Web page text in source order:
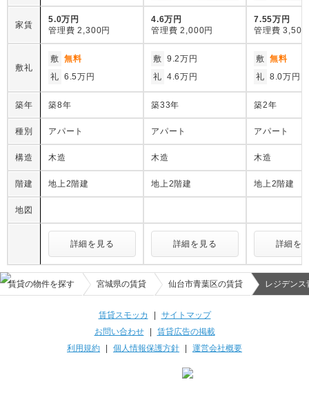
家賃
5.0万円
管理費 2,300円
4.6万円
管理費 2,000円
7.55万円
管理費 3,500
敷礼
敷 無料
礼 6.5万円
敷 9.2万円
礼 4.6万円
敷 無料
礼 8.0万円
築年 築8年 築33年 築2年
種別 アパート アパート アパート
構造 木造 木造 木造
階建 地上2階建 地上2階建 地上2階建
地図
詳細を見る 詳細を見る 詳細を
賃貸の物件を探す 宮城県の賃貸 仙台市青葉区の賃貸 レジデンス
賃貸スモッカ | サイトマップ
お問い合わせ| 賃貸広告の掲載
利用規約 | 個人情報保護方針 | 運営会社概要